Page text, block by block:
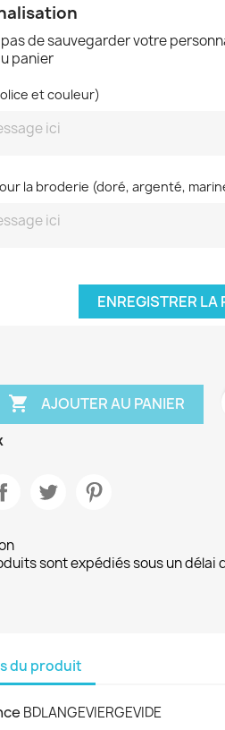
de sauvegarder votre
panier
et couleur)
la broderie (doré, argenté,
ENREGISTRER
 AJOUTER AU PANIER
sont expédiés sous un délai
du produit
BDLANGEVIERGEVIDE